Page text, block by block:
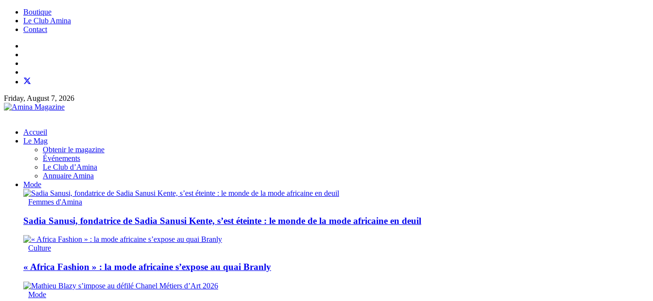
Boutique
Le Club Amina
Contact
Friday, August 7, 2026
Accueil
Le Mag
Obtenir le magazine
Événements
Le Club d’Amina
Annuaire Amina
Mode
Femmes d'Amina
Sadia Sanusi, fondatrice de Sadia Sanusi Kente, s’est éteinte : le monde de la mode africaine en deuil
Culture
« Africa Fashion » : la mode africaine s’expose au quai Branly
Mode